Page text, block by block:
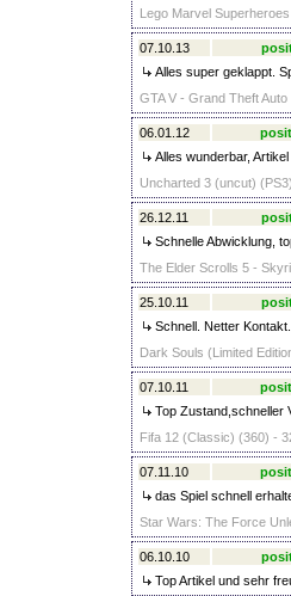
Lego Marvel
07.10.13
Alles super geklappt.
GTA V - Grand Theft
06.01.12
Alles wunderbar,
Uncharted 3 (uncut)
26.12.11
Schnelle Abwicklung,
The Elder Scrolls 5 -
25.10.11
Schnell. Netter
Dark Souls (Limited
07.10.11
Top Zustand,schneller
Fifa 12 (Classic) (360) -
07.11.10
das Spiel schnell
Star Wars: The Force
06.10.10
Top Artikel und sehr